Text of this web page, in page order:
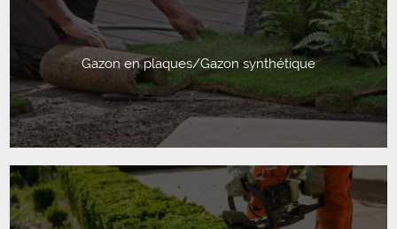
Gazon en plaques/Gazon synthétique